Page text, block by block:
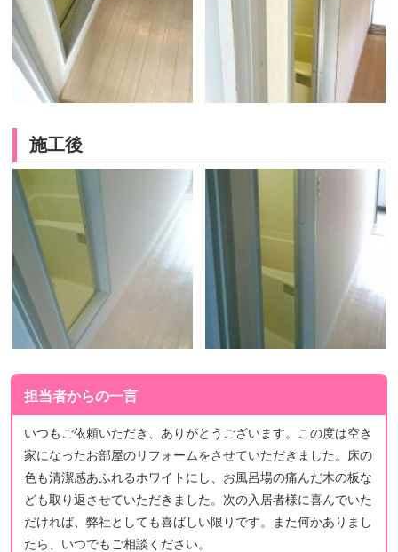
施工後
担当者からの一言
いつもご依頼いただき、ありがとうございます。この度は空き
家になったお部屋のリフォームをさせていただきました。床の
色も清潔感あふれるホワイトにし、お風呂場の痛んだ木の板な
ども取り返させていただきました。次の入居者様に喜んでいた
だければ、弊社としても喜ばしい限りです。また何かありまし
たら、いつでもご相談ください。